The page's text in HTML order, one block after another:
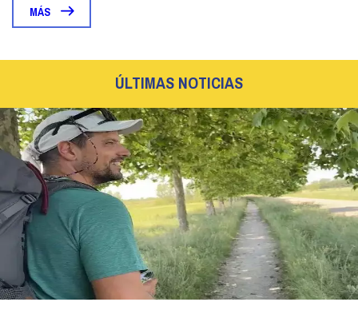
MÁS
ÚLTIMAS NOTICIAS